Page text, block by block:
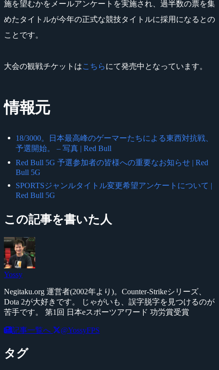
施を望むかをメールアンケートを実施され、過半数の票を集
めたタイトルが今年の正式な競技タイトルに採用になるとの
ことです。
大会の観戦チケットはこちらにて発売中となっています。
情報元
18/3000。日本最高峰のゲーマーたちによる東西対抗戦、
予選開始。 – 写真 | Red Bull
Red Bull 5G 予選参加者の皆様への重要なお知らせ | Red
Bull 5G
SPORTSジャンルタイトル変更希望アンケートについて |
Red Bull 5G
この記事を書いた人
Yossy
Negitaku.org 運営者(2002年より)。Counter-Strikeシリーズ、
Dota 2が大好きです。 じゃがいも、誤字脱字を見つけるのが
苦手です。 第1回 日本eスポーツアワード 功労賞受賞
記事一覧へ @YossyFPS
タグ